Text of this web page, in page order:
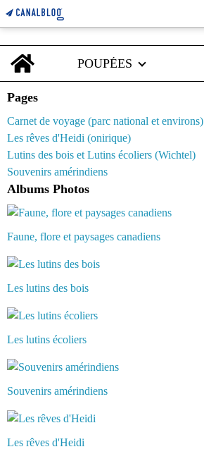
Home
POUPÉES
Pages
Carnet de voyage (parc national et environs)
Les rêves d'Heidi (onirique)
Lutins des bois et Lutins écoliers (Wichtel)
Souvenirs amérindiens
Albums Photos
Faune, flore et paysages canadiens
Les lutins des bois
Les lutins écoliers
Souvenirs amérindiens
Les rêves d'Heidi